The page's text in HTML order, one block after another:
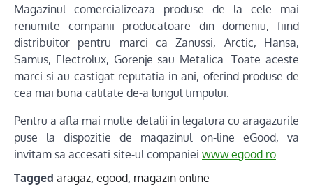
Magazinul comercializeaza produse de la cele mai
renumite companii producatoare din domeniu, fiind
distribuitor pentru marci ca Zanussi, Arctic, Hansa,
Samus, Electrolux, Gorenje sau Metalica. Toate aceste
marci si-au castigat reputatia in ani, oferind produse de
cea mai buna calitate de-a lungul timpului.
Pentru a afla mai multe detalii in legatura cu aragazurile
puse la dispozitie de magazinul on-line eGood, va
invitam sa accesati site-ul companiei www.egood.ro.
Tagged aragaz, egood, magazin online